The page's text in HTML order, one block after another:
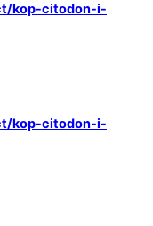
kop-citodon-i-
kop-citodon-i-